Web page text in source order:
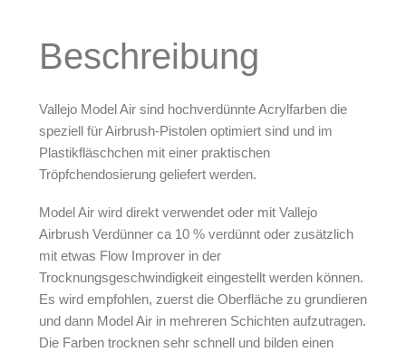
Zubehör & Ausstattung
Leerbehälter & Mischzubehör
Spezialliteratur & Anleitungen
Gutscheine
Beschreibung
Vallejo Model Air sind hochverdünnte Acrylfarben die
speziell für Airbrush-Pistolen optimiert sind und im
Plastikfläschchen mit einer praktischen
Tröpfchendosierung geliefert werden.
Model Air wird direkt verwendet oder mit Vallejo
Airbrush Verdünner ca 10 % verdünnt oder zusätzlich
mit etwas Flow Improver in der
Trocknungsgeschwindigkeit eingestellt werden können.
Es wird empfohlen, zuerst die Oberfläche zu grundieren
und dann Model Air in mehreren Schichten aufzutragen.
Die Farben trocknen sehr schnell und bilden einen